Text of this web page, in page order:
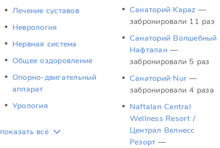
Лечение суставов
Неврология
Нервная система
Общее оздоровление
Опорно-двигательный
аппарат
Урология
показать всё
Санаторий Kapaz —
забронировали 11 раз
Санаторий Волшебный
Нафталан —
забронировали 5 раз
Санаторий Nur —
забронировали 4 раза
Naftalan Central
Wellness Resort /
Централ Велнесс
Резорт —